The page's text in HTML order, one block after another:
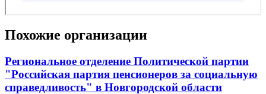
Похожие организации
Региональное отделение Политической партии
"Российская партия пенсионеров за социальную
справедливость" в Новгородской области